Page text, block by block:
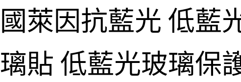
國萊因抗藍光 低藍
璃貼 低藍光玻璃保